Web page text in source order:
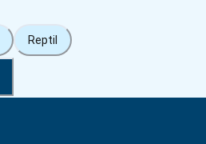
Reptil